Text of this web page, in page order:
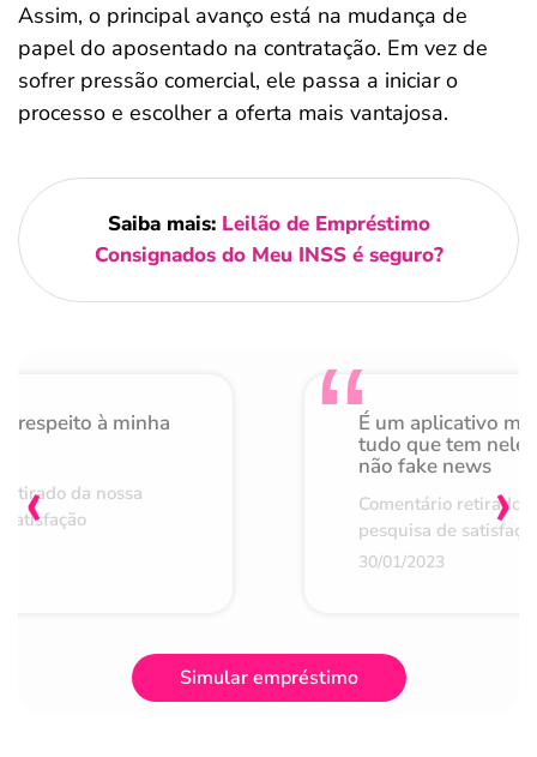
Assim, o principal avanço está na mudança de
papel do aposentado na contratação. Em vez de
sofrer pressão comercial, ele passa a iniciar o
processo e escolher a oferta mais vantajosa.
Saiba mais: Leilão de Empréstimo
Consignados do Meu INSS é seguro?
respeito à minha
da nossa
É um aplicativo
tudo que tem nele
não fake news
Comentário retirado
pesquisa de
30/01/2023
‹ ›
Simular empréstimo